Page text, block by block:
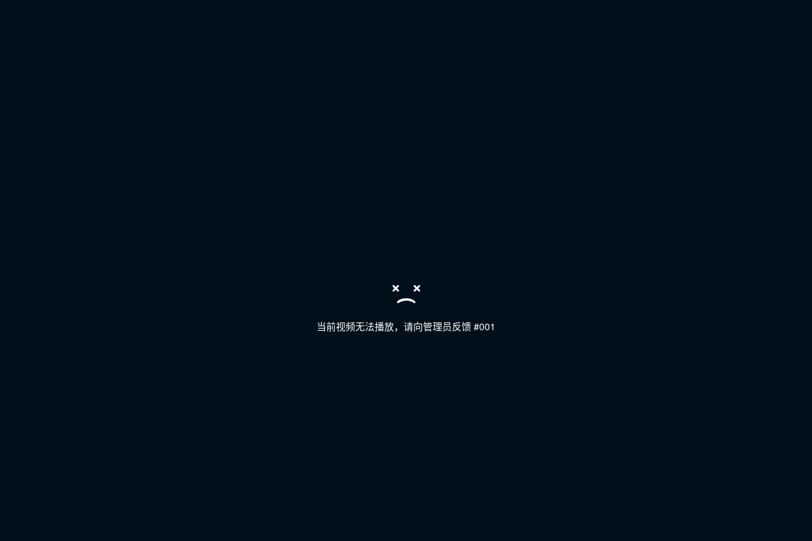
当前视频无法播放，请向管理员反馈 #001